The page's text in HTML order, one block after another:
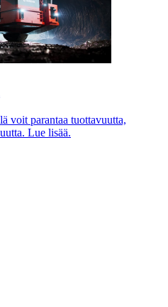
voit parantaa tuottavuutta,
Lue lisää.